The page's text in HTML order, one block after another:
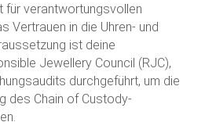
für verantwortungsvollen
Vertrauen in die Uhren- und
ist deine
Jewellery Council (RJC),
durchgeführt, um die
des Chain of Custody-